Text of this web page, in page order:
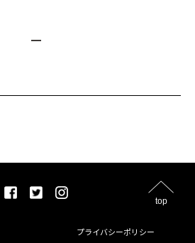
top
プライバシーポリシー